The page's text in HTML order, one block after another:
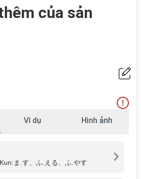
của sản
Ví dụ Hình ảnh
Kun: ま.す、ふ.える、ふ.やす